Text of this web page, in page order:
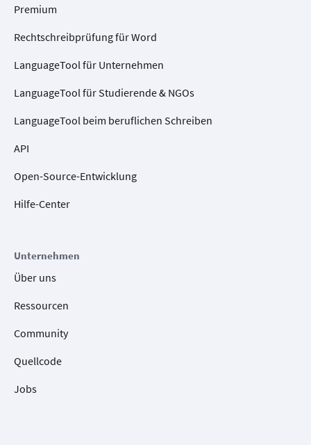
Premium
Rechtschreibprüfung für Word
LanguageTool für Unternehmen
LanguageTool für Studierende & NGOs
LanguageTool beim beruflichen Schreiben
API
Open-Source-Entwicklung
Hilfe-Center
Unternehmen
Über uns
Ressourcen
Community
Quellcode
Jobs